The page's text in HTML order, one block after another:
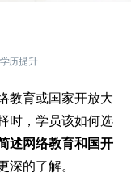
学历提升
教育或国家开放大
时，学员该如何选
述网络教育和国开
深的了解。